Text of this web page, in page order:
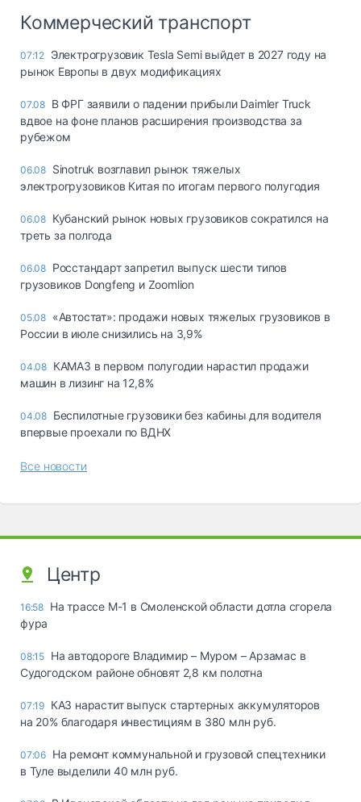
Коммерческий транспорт
07:12 Электрогрузовик Tesla Semi выйдет в 2027 году на
рынок Европы в двух модификациях
07.08 В ФРГ заявили о падении прибыли Daimler Truck
вдвое на фоне планов расширения производства за
рубежом
06.08 Sinotruk возглавил рынок тяжелых
электрогрузовиков Китая по итогам первого полугодия
06.08 Кубанский рынок новых грузовиков сократился на
треть за полгода
06.08 Росстандарт запретил выпуск шести типов
грузовиков Dongfeng и Zoomlion
05.08 «Автостат»: продажи новых тяжелых грузовиков в
России в июле снизились на 3,9%
04.08 КАМАЗ в первом полугодии нарастил продажи
машин в лизинг на 12,8%
04.08 Беспилотные грузовики без кабины для водителя
впервые проехали по ВДНХ
Все новости
Центр
16:58 На трассе М-1 в Смоленской области дотла сгорела
фура
08:15 На автодороге Владимир – Муром – Арзамас в
Судогодском районе обновят 2,8 км полотна
07:19 КАЗ нарастит выпуск стартерных аккумуляторов
на 20% благодаря инвестициям в 380 млн руб.
07:06 На ремонт коммунальной и грузовой спецтехники
в Туле выделили 40 млн руб.